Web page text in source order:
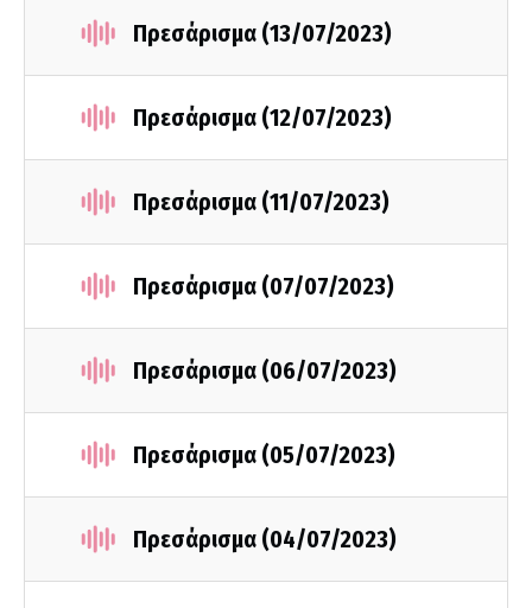
Πρεσάρισμα (13/07/2023)
Πρεσάρισμα (12/07/2023)
Πρεσάρισμα (11/07/2023)
Πρεσάρισμα (07/07/2023)
Πρεσάρισμα (06/07/2023)
Πρεσάρισμα (05/07/2023)
Πρεσάρισμα (04/07/2023)